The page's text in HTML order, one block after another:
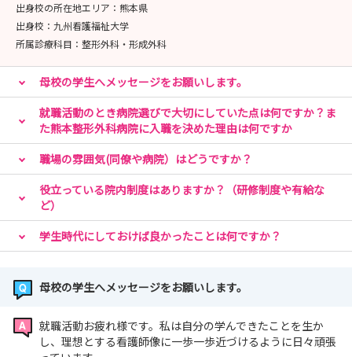
出身校の所在地エリア： 熊本県
出身校： 九州看護福祉大学
所属診療科目： 整形外科・形成外科
母校の学生へメッセージをお願いします。
就職活動のとき病院選びで大切にしていた点は何ですか？ま
た熊本整形外科病院に入職を決めた理由は何ですか
職場の雰囲気(同僚や病院）はどうですか？
役立っている院内制度はありますか？（研修制度や有給な
ど）
学生時代にしておけば良かったことは何ですか？
母校の学生へメッセージをお願いします。
就職活動お疲れ様です。私は自分の学んできたことを生か
し、理想とする看護師像に一歩一歩近づけるように日々頑張